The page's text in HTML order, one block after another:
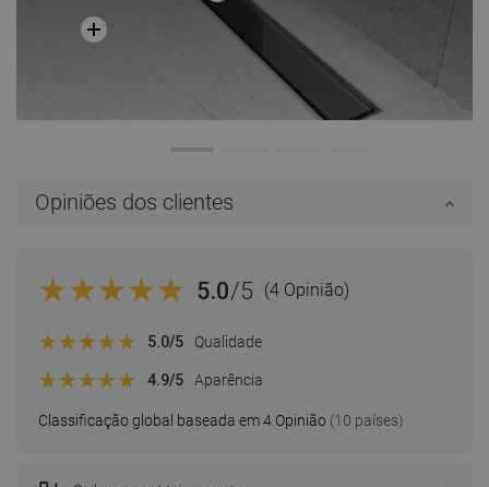
Opiniões dos clientes
5.0/5 (4 Opinião)
Classificação global baseada em 4 Opinião (10 países)
5.0/5 Qualidade
4.9/5 Aparência